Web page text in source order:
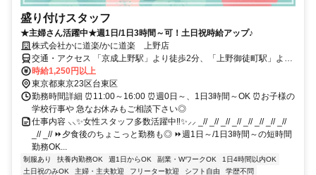
盛り付けスタッフ
★主婦さん活躍中★週1日/1日3時間～可！土日祝時給アップ♪
株式会社かに道楽/かに道楽 上野店
交通・アクセス 「京成上野駅」より徒歩2分、「上野御徒町駅」より
徒歩3分
時給1,250円以上
東京都東京23区台東区
勤務時間詳細 ⏰11:00～16:00 ⏰週0日～、1日3時間～OK ⏰お子様の
学校行事や 急なお休みもご相談下さい◎
仕事内容 ⸜⸜✨女性スタッフ多数活躍中‼✨⸝⸝ _// _// _// _// _// _// _// _//
_// _// ⏩夕食後のちょこっと勤務も◎ ⏩週1日～/1日3時間～の短時間
勤務OK...
制服あり 扶養内勤務OK 週1日からOK 副業・WワークOK
1日4時間以内OK
土日祝のみOK
主婦・主夫歓迎 フリーター歓迎 シフト自由
学歴不問